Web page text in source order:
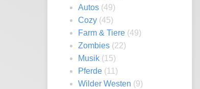
Autos (49)
Cozy (45)
Farm & Tiere (49)
Zombies (22)
Musik (15)
Pferde (11)
Wilder Westen (9)